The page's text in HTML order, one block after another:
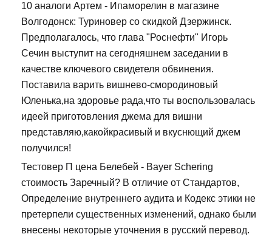
10 аналоги Артем - Ипаморелин в магазине
Волгодонск: Туриновер со скидкой Дзержинск.
Предполагалось, что глава "Роснефти" Игорь
Сечин выступит на сегодняшнем заседании в
качестве ключевого свидетеля обвинения.
Поставила варить вишнево-смородиновый
Юленька,на здоровье рада,что ты воспользовалась
идеей приготовления джема для вишни
представляю,какойкрасивый и вкуснющий джем
получился!
Тестовер П цена Белебей - Bayer Schering
стоимость Заречный? В отличие от Стандартов,
Определение внутреннего аудита и Кодекс этики не
претерпели существенных изменений, однако были
внесены некоторые уточнения в русский перевод.